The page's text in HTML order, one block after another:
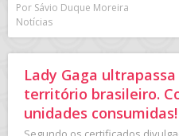
Por Sávio Duque Moreira
Notícias
Lady Gaga
território brasileiro.
unidades consumidas!